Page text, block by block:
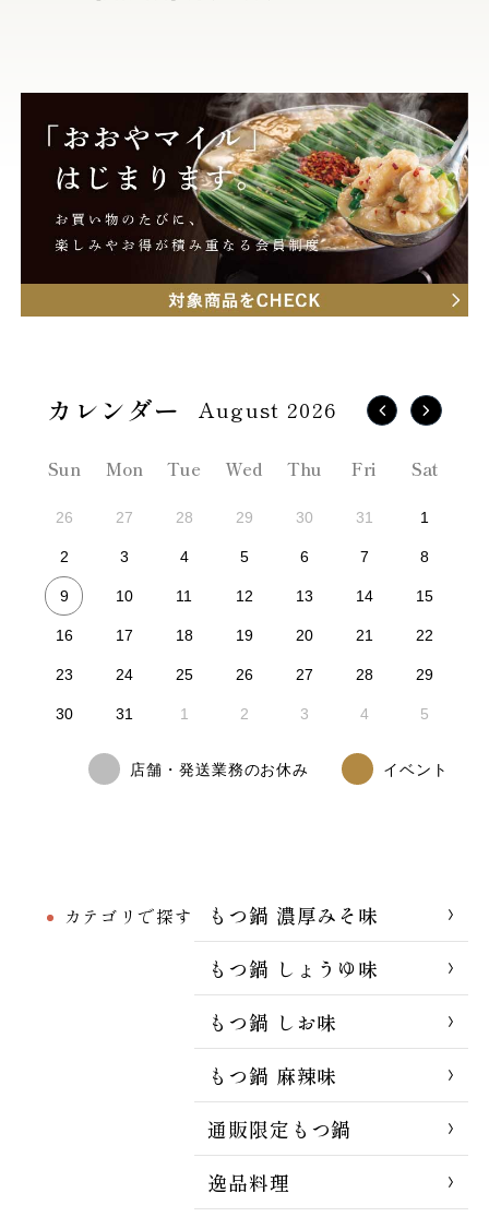
カテゴリで探す
もつ鍋 濃厚みそ味
もつ鍋 しょうゆ味
もつ鍋 しお味
もつ鍋 麻辣味
通販限定もつ鍋
逸品料理
August 2026
Sun Mon Tue Wed Thu Fri Sat
26 27 28 29 30 31 1
2 3 4 5 6 7 8
9 10 11 12 13 14 15
16 17 18 19 20 21 22
23 24 25 26 27 28 29
30 31 1 2 3 4 5
店舗・発送業務のお休み イベント